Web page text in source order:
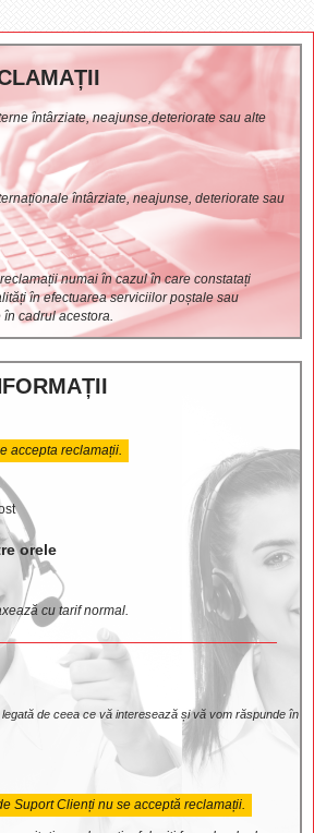
întârziate, neajunse,deteriorate sau alte
întârziate, neajunse, deteriorate sau
numai în cazul în care constatați
în efectuarea serviciilor poștale sau
cadrul acestora.
accepta reclamații.
orele
cu tarif normal.
de ceea ce vă interesează și vă vom răspunde în
Suport Clienți nu se acceptă reclamații.